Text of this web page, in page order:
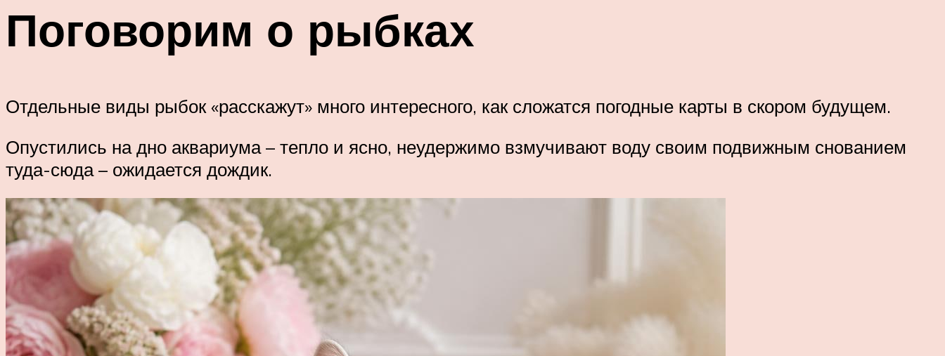
Поговорим о рыбках
Отдельные виды рыбок «расскажут» много интересного, как сложатся погодные карты в скором будущем.
Опустились на дно аквариума – тепло и ясно, неудержимо взмучивают воду своим подвижным снованием
туда-сюда – ожидается дождик.